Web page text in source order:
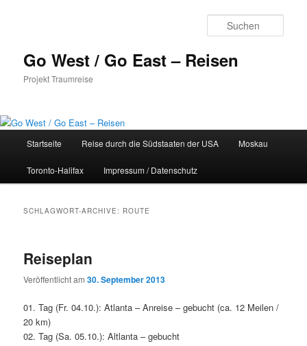
Go West / Go East – Reisen
Projekt Traumreise
Startseite Reise durch die Südstaaten der USA Moskau
Toronto-Halifax Impressum / Datenschutz
SCHLAGWORT-ARCHIVE: ROUTE
Reiseplan
Veröffentlicht am30. September 2013
01. Tag (Fr. 04.10.): Atlanta – Anreise – gebucht (ca. 12 Meilen /
20 km)
02. Tag (Sa. 05.10.): Altlanta – gebucht